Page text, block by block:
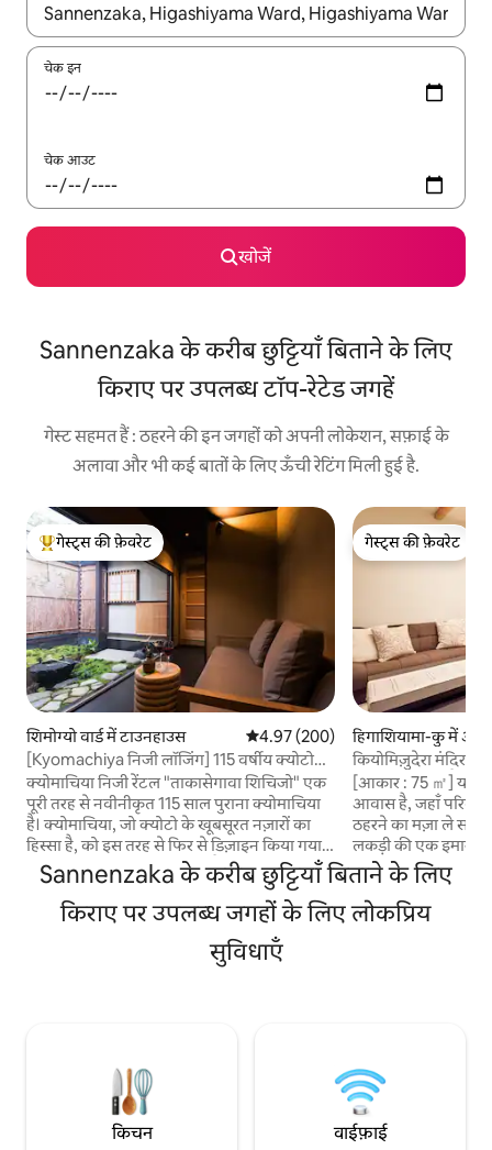
नतीजों के उपलब्ध होने पर, अप और डाउन 'ऐरो की' का इस्तेमाल करके नेविगेट
चेक इन
चेक आउट
खोजें
Sannenzaka के करीब छुट्टियाँ बिताने के लिए
किराए पर उपलब्ध टॉप-रेटेड जगहें
गेस्ट सहमत हैं : ठहरने की इन जगहों को अपनी लोकेशन, सफ़ाई के
अलावा और भी कई बातों के लिए ऊँची रेटिंग मिली हुई है.
गेस्ट्स का टॉप फ़ेवरेट
गेस्ट्स की फ़ेवरेट
शिमोग्यो वार्ड में टाउनहाउस औसत रेटिंग 5 में से 4.97, 200 समीक्षाएँ
4.97 (200)
[Kyomachiya निजी लॉजिंग] 115 वर्षीय क्योटो
मचिया Takasegawa Shichijo
क्योमाचिया निजी रेंटल "ताकासेगावा शिचिजो" एक
पूरी तरह से नवीनीकृत 115 साल पुराना क्योमाचिया
है। क्योमाचिया, जो क्योटो के खूबसूरत नज़ारों का
हिस्सा है, को इस तरह से फिर से डिज़ाइन किया गया है
कि यह एक ऐसी इमारत बन गई है, जिसमें हवा का
रिसाव बहुत कम होता है और जो गर्मी से अच्छी तरह
बचाती है। साथ ही, इसकी मूल संरचना को बरकरार
रखा गया है, ताकि आप क्योटो की अनोखी गर्म और
नम गर्मियों और बेहद ठंडी सर्दियों के दौरान आराम से
के नज़ारे का मज़ा ले सकते हैं। शाम के वक्त, आप
रोशनी से जगमगाते त्सुबो गार्डन को देखते हुए आराम
से समय बिता सकते हैं। दूसरी मंज़िल पर 2 बेडरूम हैं :
2 सिंगल बेड वाला जापानी शैली का कमरा और 2
गेस्ट्स की फ़ेवरेट
गेस्ट्स की फ़ेवरेट
हिगाशियामा-कु में
कियोमिज़ुदेरा मंदिर के
का नया क्योतो-शैली
गीओन-शिजो स्टेशन से
क्योतो स्टेशन से सीधी
[आकार : 75 ㎡] यह
आवास है, जहाँ
ठहरने का मज़ा ले सकते
लकड़ी की एक इमारत
टाउनहाउस का
आरामदायक है। फ़र्स्ट
एक छत पर बैठने की
दिनों में बाहर नाश्ते
फ़्रिज, माइक्रोवेव,
बर्तन और थाली-कटोरियाँ ・वॉशरूम, बाथरूम
हेयर ड्रायर के साथ वॉशिंग मशीन
बाहरी टेरेस टेबल, 2 कुर्सियाँ,
Sannenzaka के करीब छुट्टियाँ बिताने के लिए
किराए पर उपलब्ध जगहों के लिए लोकप्रिय
सुविधाएँ
किचन वाईफ़ाई